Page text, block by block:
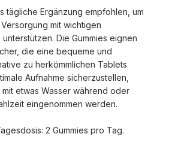
tägliche Ergänzung empfohlen, um
mit wichtigen
Die Gummies eignen
die eine bequeme und
zu herkömmlichen Tablets
Aufnahme sicherzustellen,
mit etwas Wasser während oder
eingenommen werden.
2 Gummies pro Tag.